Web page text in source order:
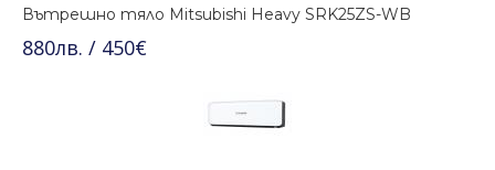
Вътрешно тяло Mitsubishi Heavy SRK25ZS-WB
880лв. / 450€